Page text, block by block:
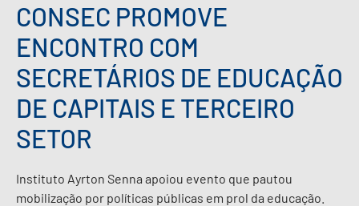
O QUE DEFENDEMOS
PARA VOCÊ
NOSSOS MATERIAIS
CONSEC PROMOVE
ENCONTRO COM
SECRETÁRIOS DE EDUCAÇÃO
DE CAPITAIS E TERCEIRO
SETOR
Instituto Ayrton Senna apoiou evento que pautou
mobilização por políticas públicas em prol da educação.